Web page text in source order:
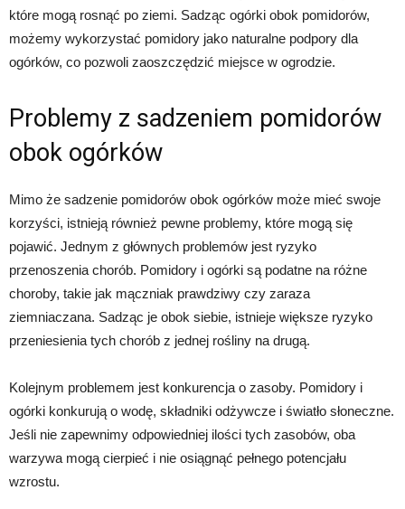
które mogą rosnąć po ziemi. Sadząc ogórki obok pomidorów,
możemy wykorzystać pomidory jako naturalne podpory dla
ogórków, co pozwoli zaoszczędzić miejsce w ogrodzie.
Problemy z sadzeniem pomidorów
obok ogórków
Mimo że sadzenie pomidorów obok ogórków może mieć swoje
korzyści, istnieją również pewne problemy, które mogą się
pojawić. Jednym z głównych problemów jest ryzyko
przenoszenia chorób. Pomidory i ogórki są podatne na różne
choroby, takie jak mączniak prawdziwy czy zaraza
ziemniaczana. Sadząc je obok siebie, istnieje większe ryzyko
przeniesienia tych chorób z jednej rośliny na drugą.
Kolejnym problemem jest konkurencja o zasoby. Pomidory i
ogórki konkurują o wodę, składniki odżywcze i światło słoneczne.
Jeśli nie zapewnimy odpowiedniej ilości tych zasobów, oba
warzywa mogą cierpieć i nie osiągnąć pełnego potencjału
wzrostu.